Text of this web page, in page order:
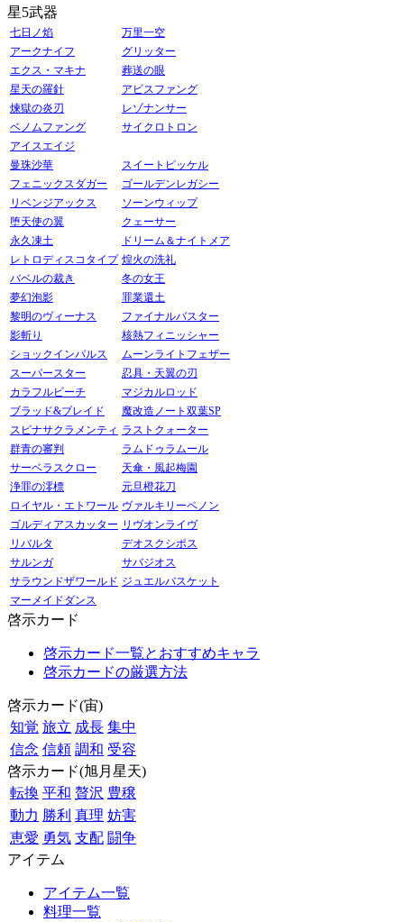
星5武器
七日ノ焰
万里一空
アークナイフ
グリッター
エクス・マキナ
葬送の眼
星天の羅針
アビスファング
煉獄の炎刃
レゾナンサー
ベノムファング
サイクロトロン
アイスエイジ
曼珠沙華
スイートピッケル
フェニックスダガー
ゴールデンレガシー
リベンジアックス
ソーンウィップ
堕天使の翼
クェーサー
永久凍土
ドリーム＆ナイトメア
レトロディスコタイプ 煌火の洗礼
バベルの裁き
冬の女王
夢幻泡影
罪業還土
黎明のヴィーナス
ファイナルバスター
影斬り
核熱フィニッシャー
ショックインパルス
ムーンライトフェザー
スーパースター
忍具・天翼の刃
カラフルビーチ
マジカルロッド
ブラッド&ブレイド
魔改造ノート双葉SP
スピナサクラメンティ ラストクォーター
群青の審判
ラムドゥラムール
サーベラスクロー
天傘・風起梅園
浄罪の澪標
元旦橙花刀
ロイヤル・エトワール ヴァルキリーペノン
ゴルディアスカッター リヴオンライヴ
リバルタ
デオスクシポス
サルンガ
サバジオス
サラウンドザワールド ジュエルバスケット
マーメイドダンス
啓示カード
啓示カード一覧とおすすめキャラ
啓示カードの厳選方法
啓示カード(宙)
知覚 旅立 成長 集中
信念 信頼 調和 受容
啓示カード(旭月星天)
転換 平和 贅沢 豊穣
動力 勝利 真理 妨害
恵愛 勇気 支配 闘争
アイテム
アイテム一覧
料理一覧